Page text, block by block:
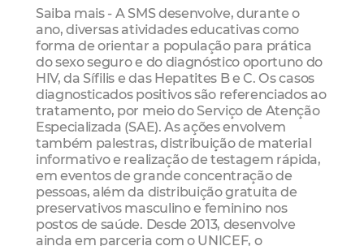
Saiba mais - A SMS desenvolve, durante o
ano, diversas atividades educativas como
forma de orientar a população para prática
do sexo seguro e do diagnóstico oportuno do
HIV, da Sífilis e das Hepatites B e C. Os casos
diagnosticados positivos são referenciados ao
tratamento, por meio do Serviço de Atenção
Especializada (SAE). As ações envolvem
também palestras, distribuição de material
informativo e realização de testagem rápida,
em eventos de grande concentração de
pessoas, além da distribuição gratuita de
preservativos masculino e feminino nos
postos de saúde. Desde 2013, desenvolve
ainda em parceria com o UNICEF, o